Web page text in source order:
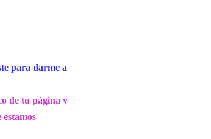
para darme a
de tu página y